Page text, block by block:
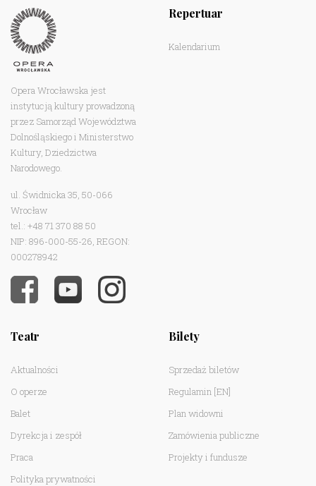
Opera Wrocławska jest
instytucją kultury prowadzoną
przez Samorząd Województwa
Dolnośląskiego i Ministerstwo
Kultury, Dziedzictwa
Narodowego.
ul. Świdnicka 35, 50-066
Wrocław
tel.: +48 71 370 88 50
NIP: 896-000-55-26, REGON:
000278942
Repertuar
Kalendarium
Teatr
Aktualności
O operze
Balet
Dyrekcja i zespół
Praca
Polityka prywatności
Bilety
Sprzedaż biletów
Regulamin [EN]
Plan widowni
Zamówienia publiczne
Projekty i fundusze